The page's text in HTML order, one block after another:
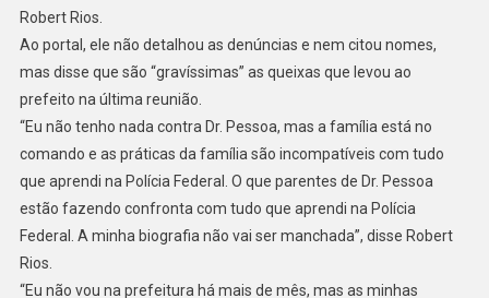
Robert Rios.
Ao portal, ele não detalhou as denúncias e nem citou nomes,
mas disse que são “gravíssimas” as queixas que levou ao
prefeito na última reunião.
“Eu não tenho nada contra Dr. Pessoa, mas a família está no
comando e as práticas da família são incompatíveis com tudo
que aprendi na Polícia Federal. O que parentes de Dr. Pessoa
estão fazendo confronta com tudo que aprendi na Polícia
Federal. A minha biografia não vai ser manchada”, disse Robert
Rios.
“Eu não vou na prefeitura há mais de mês, mas as minhas